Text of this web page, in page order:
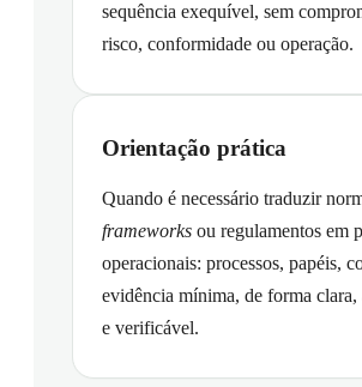
sequência exequível, sem
risco, conformidade ou operação.
Orientação prática
Quando é necessário traduzir
frameworks ou regulamentos em
operacionais: processos, papéis,
evidência mínima, de forma clara,
e verificável.